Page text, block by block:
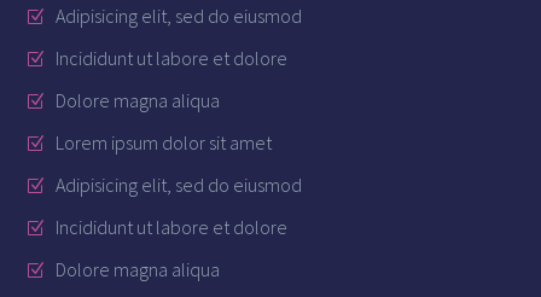
Adipisicing elit, sed do eiusmod
Incididunt ut labore et dolore
Dolore magna aliqua
Lorem ipsum dolor sit amet
Adipisicing elit, sed do eiusmod
Incididunt ut labore et dolore
Dolore magna aliqua